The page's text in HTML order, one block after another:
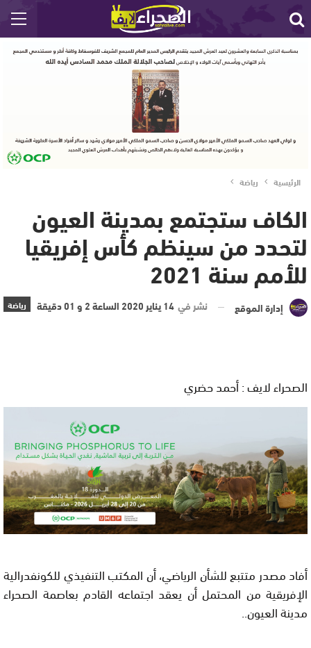
الرئيسية رياضة
الكاف ستجتمع بمدينة العيون
لتحدد من سينظم كأس إفريقيا
للأمم سنة 2021
رياضة إدارة الموقع نشر في14 يناير 2020 الساعة 2 و 01 دقيقة
الصحراء لايف : أحمد حضري
أفاد مصدر متتبع للشأن الرياضي، أن المكتب التنفيذي للكونفدرالية
الإفريقية من المحتمل أن يعقد اجتماعه القادم بعاصمة الصحراء
مدينة العيون..